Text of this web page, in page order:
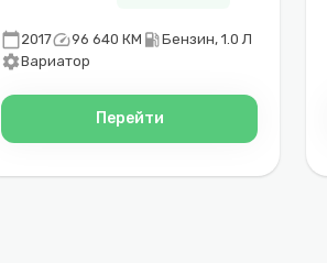
calendar_today2017speed96 640 КМ local_gas_stationБензин, 1.0 Л
settingsВариатор
Перейти